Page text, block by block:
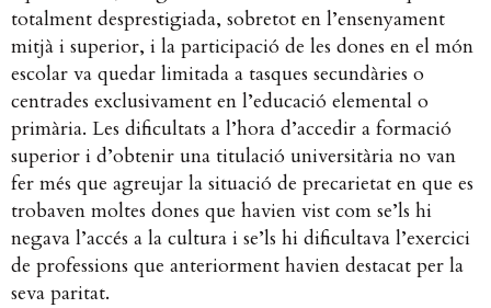
totalment desprestigiada, sobretot en l’ensenyament
mitjà i superior, i la participació de les dones en el món
escolar va quedar limitada a tasques secundàries o
centrades exclusivament en l’educació elemental o
primària. Les dificultats a l’hora d’accedir a formació
superior i d’obtenir una titulació universitària no van
fer més que agreujar la situació de precarietat en que es
trobaven moltes dones que havien vist com se’ls hi
negava l’accés a la cultura i se’ls hi dificultava l’exercici
de professions que anteriorment havien destacat per la
seva paritat.